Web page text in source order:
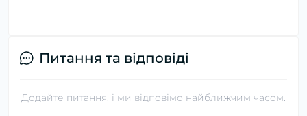
Питання та відповіді
Додайте питання, і ми відповімо найближчим часом.